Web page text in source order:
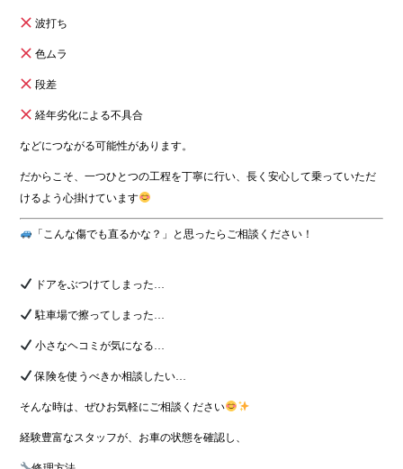
波打ち
色ムラ
段差
経年劣化による不具合
などにつながる可能性があります。
だからこそ、一つひとつの工程を丁寧に行い、長く安心して乗っていただ
けるよう心掛けています
「こんな傷でも直るかな？」と思ったらご相談ください！
ドアをぶつけてしまった…
駐車場で擦ってしまった…
小さなヘコミが気になる…
保険を使うべきか相談したい…
そんな時は、ぜひお気軽にご相談ください
経験豊富なスタッフが、お車の状態を確認し、